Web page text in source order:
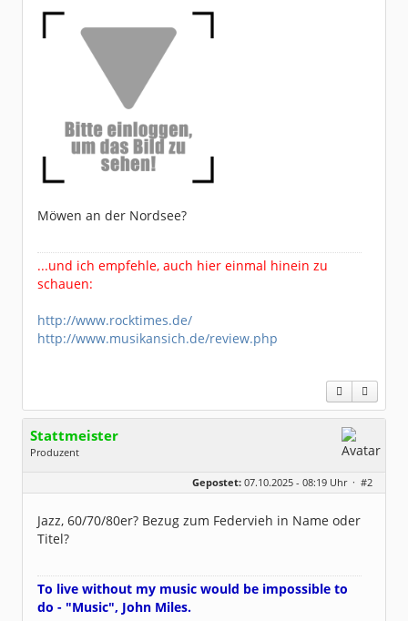
Möwen an der Nordsee?
...und ich empfehle, auch hier einmal hinein zu
schauen:
http://www.rocktimes.de/
http://www.musikansich.de/review.php
Stattmeister
Produzent
Beiträge:
14321
Gepostet: 07.10.2025 - 08:19 Uhr · #2
Jazz, 60/70/80er? Bezug zum Federvieh in Name oder
Titel?
To live without my music would be impossible to
do - "Music", John Miles.